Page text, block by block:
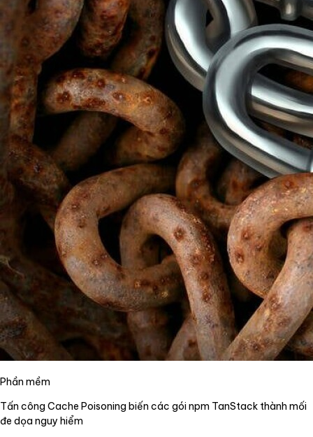
Phần mềm
Tấn công Cache Poisoning biến các gói npm TanStack thành mối
đe dọa nguy hiểm